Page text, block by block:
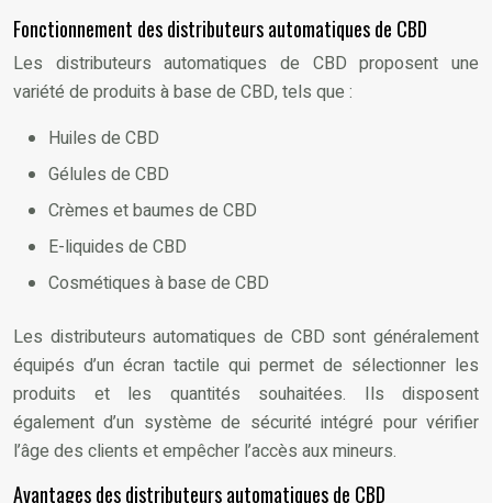
Fonctionnement des distributeurs automatiques de CBD
Les distributeurs automatiques de CBD proposent une
variété de produits à base de CBD, tels que :
Huiles de CBD
Gélules de CBD
Crèmes et baumes de CBD
E-liquides de CBD
Cosmétiques à base de CBD
Les distributeurs automatiques de CBD sont généralement
équipés d’un écran tactile qui permet de sélectionner les
produits et les quantités souhaitées. Ils disposent
également d’un système de sécurité intégré pour vérifier
l’âge des clients et empêcher l’accès aux mineurs.
Avantages des distributeurs automatiques de CBD